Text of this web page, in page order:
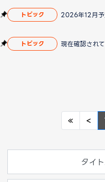
トピック
トピック
« <